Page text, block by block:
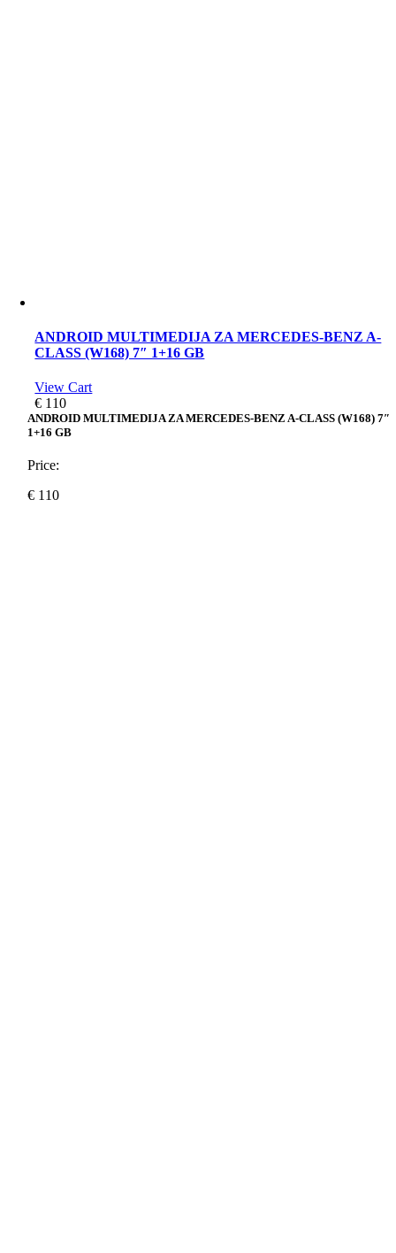
ANDROID MULTIMEDIJA ZA MERCEDES-BENZ A-
CLASS (W168) 7″ 1+16 GB
View Cart
€ 110
ANDROID MULTIMEDIJA ZA MERCEDES-BENZ A-CLASS (W168) 7″
1+16 GB
Price:
€ 110